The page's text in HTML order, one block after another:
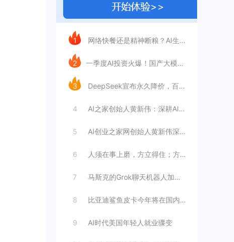
今日推荐
1 网络快餐还是精神断粮？AI生成文章已全面
2 ​一季度AI投资火爆！国产大模型融资额暴
3 DeepSeek宣布永久降价，百万Tok
4 AI之家创始人黄新伟：深耕AI创业赛道，
5 AI创业之家网创始人黄新伟深耕AI创业赛
6 人须在事上磨，方立得住；方能静亦定，动亦
7 马斯克的Grok聊天机器人加速进军华尔街
8 比亚迪鲨鱼皮卡今年将在国内销售
9 AI时代美国年轻人就业骤变